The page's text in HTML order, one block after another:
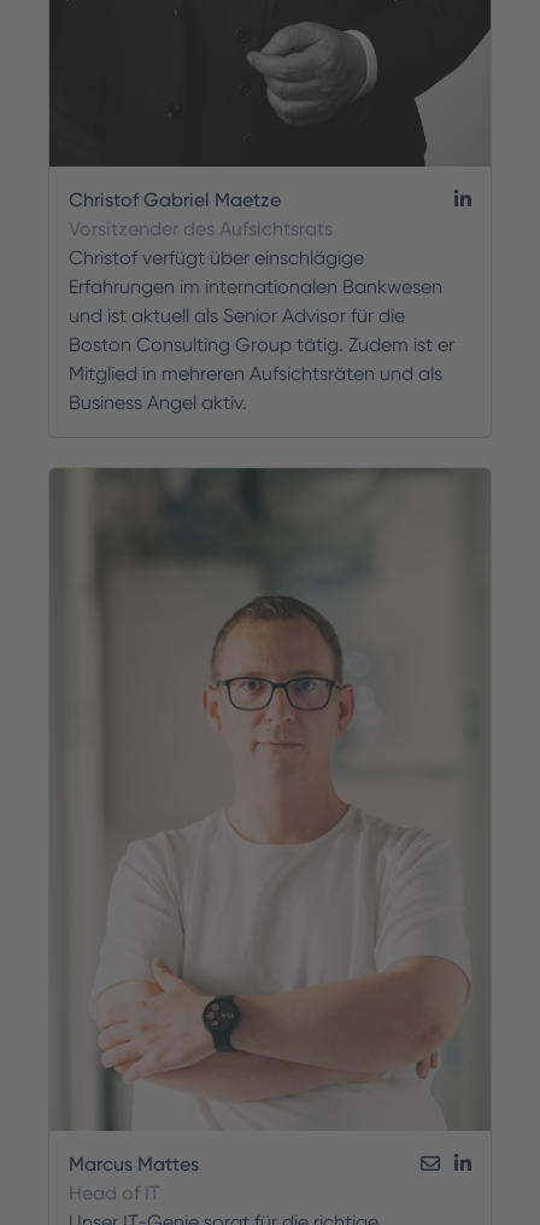
Christof Gabriel Maetze
Vorsitzender des Aufsichtsrats
Christof verfügt über einschlägige
Erfahrungen im internationalen Bankwesen
und ist aktuell als Senior Advisor für die
Boston Consulting Group tätig. Zudem ist er
Mitglied in mehreren Aufsichtsräten und als
Business Angel aktiv.
Marcus Mattes
Head of IT